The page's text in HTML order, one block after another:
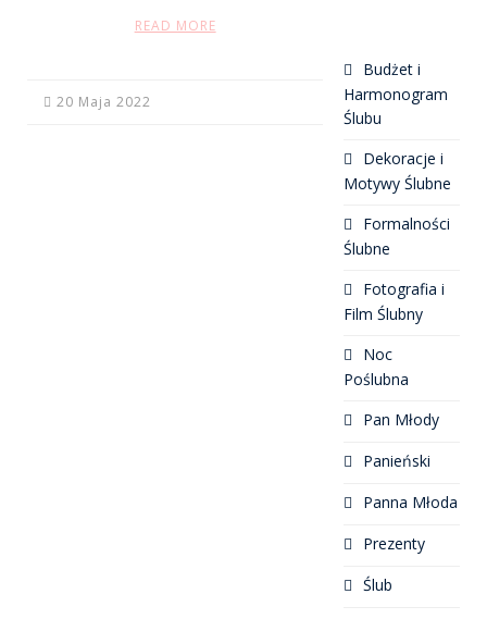
READ MORE
20 Maja 2022
Budżet i
Harmonogram
Ślubu
Dekoracje i
Motywy Ślubne
Formalności
Ślubne
Fotografia i
Film Ślubny
Noc
Poślubna
Pan Młody
Panieński
Panna Młoda
Prezenty
Ślub